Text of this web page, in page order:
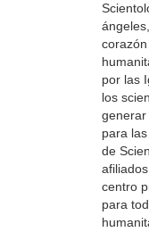
por las
los
generar
para
de
centro
para